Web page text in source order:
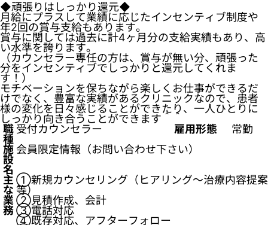
◆頑張りはしっかり還元◆
月給にプラスして業績に応じたインセンティブ制度や
年2回の賞与支給もあります。
賞与に関しては過去に計4ヶ月分の支給実績もあり、高
い水準を誇ります。
（カウンセラー専任の方は、賞与が無い分、頑張った
分をインセンティブでしっかりと還元してくれま
す！）
モチベーションを保ちながら楽しくお仕事ができるだ
けでなく、豊富な実績があるクリニックなので、患者
様の変化を日々感じることができたり、一人ひとりに
しっかり向き合うことができます＾＾
職
種
受付カウンセラー 雇用形態
常勤
施
設
名
会員限定情報（お問い合わせ下さい）
主
な
業
務
①新規カウンセリング（ヒアリング～治療内容提案
等）
②見積作成、会計
③電話対応
④既存対応、アフターフォロー